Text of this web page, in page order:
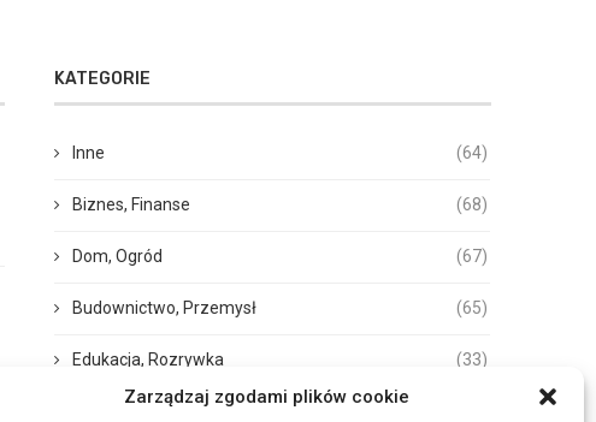
Zarządzaj zgodami plików cookie
KATEGORIE
Inne (64)
Biznes, Finanse (68)
Dom, Ogród (67)
Budownictwo, Przemysł (65)
Edukacja, Rozrywka (33)
Zdrowie, Medycyna